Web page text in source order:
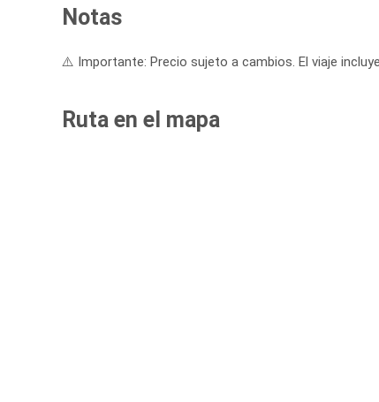
Notas
⚠️ Importante: Precio sujeto a cambios. El viaje
Ruta en el mapa